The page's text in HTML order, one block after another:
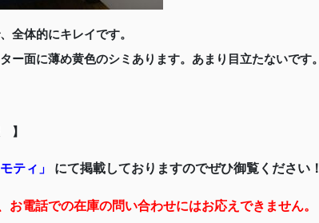
全体的にキレイです。
ー面に薄め黄色のシミあります。あまり目立たないです。
】
ティ 」 にて掲載しておりますのでぜひ御覧ください！
お電話での在庫の問い合わせにはお応えできません。